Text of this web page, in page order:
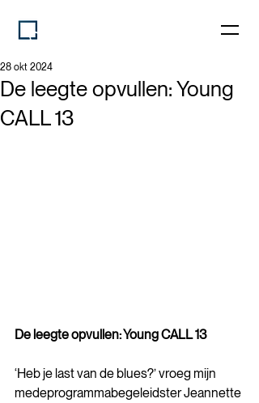
De leegte opvullen: Young
CALL 13
28 okt 2024
De leegte opvullen: Young CALL 13
‘Heb je last van de blues?’ vroeg mijn
medeprogrammabegeleidster Jeannette